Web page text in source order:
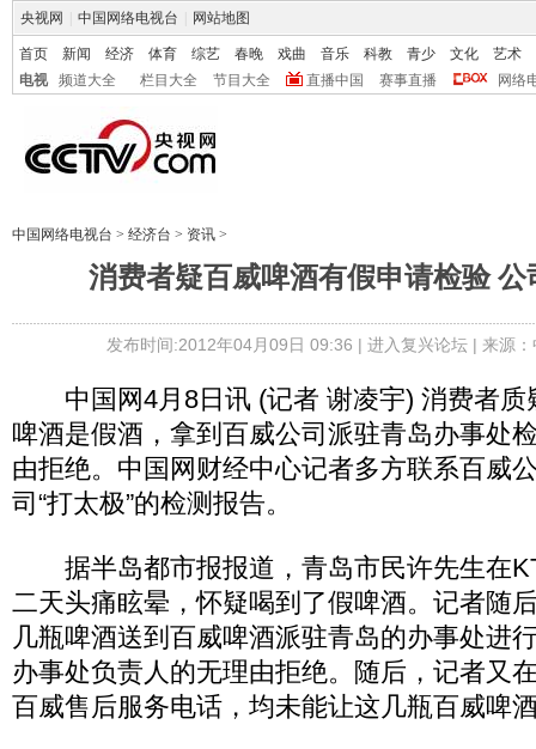
央视网 中国网络电视台 网站地图
首页 新闻 经济 体育 综艺 春晚 戏曲 音乐 科教 青少 文化
艺术
电视
频道大全 栏目大全 节目大全 直播中国 赛事直播 网络
中国网络电视台 > 经济台 > 资讯 >
消费者疑百威啤酒有假申请检验 公
发布时间:2012年04月09日 09:36 | 进入复兴论坛| 来源
中国网4月8日讯 (记者 谢凌宇) 消费者质
啤酒是假酒，拿到百威公司派驻青岛办事处
由拒绝。中国网财经中心记者多方联系百威
司“打太极”的检测报告。
据半岛都市报报道，青岛市民许先生在
二天头痛眩晕，怀疑喝到了假啤酒。记者随
几瓶啤酒送到百威啤酒派驻青岛的办事处进
办事处负责人的无理由拒绝。随后，记者又
百威售后服务电话，均未能让这几瓶百威啤